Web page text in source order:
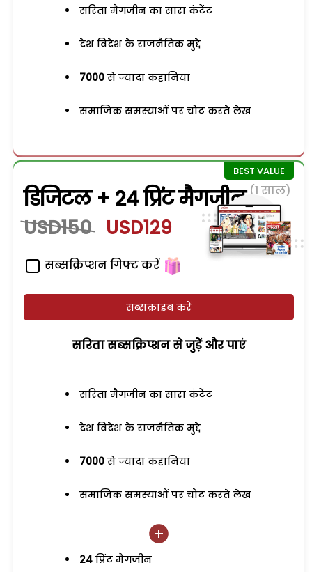
सरिता मैगजीन का सारा कंटेंट
देश विदेश के राजनैतिक मुद्दे
7000 से ज्यादा कहानियां
समाजिक समस्याओं पर चोट करते लेख
डिजिटल + 24 प्रिंट मैगजीन (1 साल)
USD150 USD129
सब्सक्रिप्शन गिफ्ट करें
सब्सक्राइब करें
सरिता सब्सक्रिप्शन से जुड़ेें और पाएं
सरिता मैगजीन का सारा कंटेंट
देश विदेश के राजनैतिक मुद्दे
7000 से ज्यादा कहानियां
समाजिक समस्याओं पर चोट करते लेख
24 प्रिंट मैगजीन